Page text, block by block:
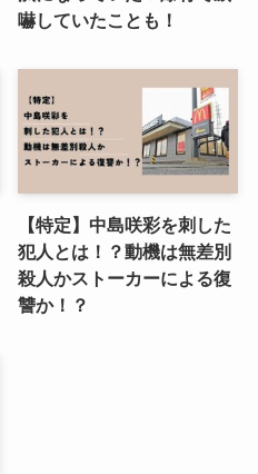
嚇していたことも！
【特定】中島咲彩を刺した
犯人とは！？動機は無差別
殺人かストーカーによる復
讐か！？